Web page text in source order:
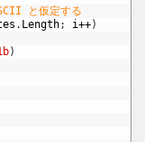
と仮定する
. Length; i++)
)